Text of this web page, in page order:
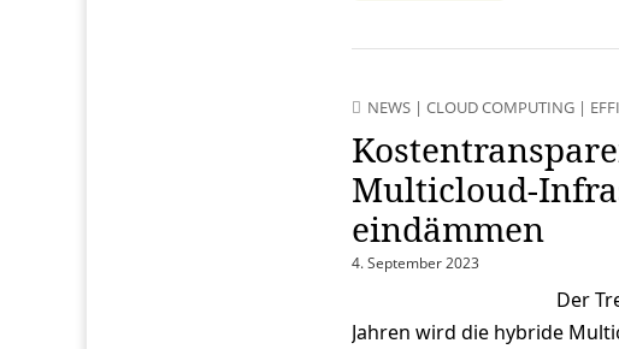
NEWS| CLOUD COMPUTING|
Multicloud-
eindämmen
4. September 2023
Der
Jahren wird die hybride